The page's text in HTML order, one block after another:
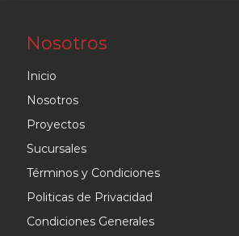
Nosotros
Inicio
Nosotros
Proyectos
Sucursales
Términos y Condiciones
Politicas de Privacidad
Condiciones Generales